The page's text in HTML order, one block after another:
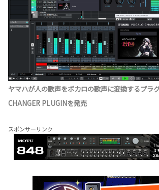
ヤマハが人の歌声をボカロの歌声に変換するプラ
CHANGER PLUGINを発売
スポンサーリンク